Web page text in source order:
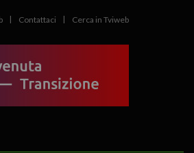
Contattaci Cerca in Tviweb